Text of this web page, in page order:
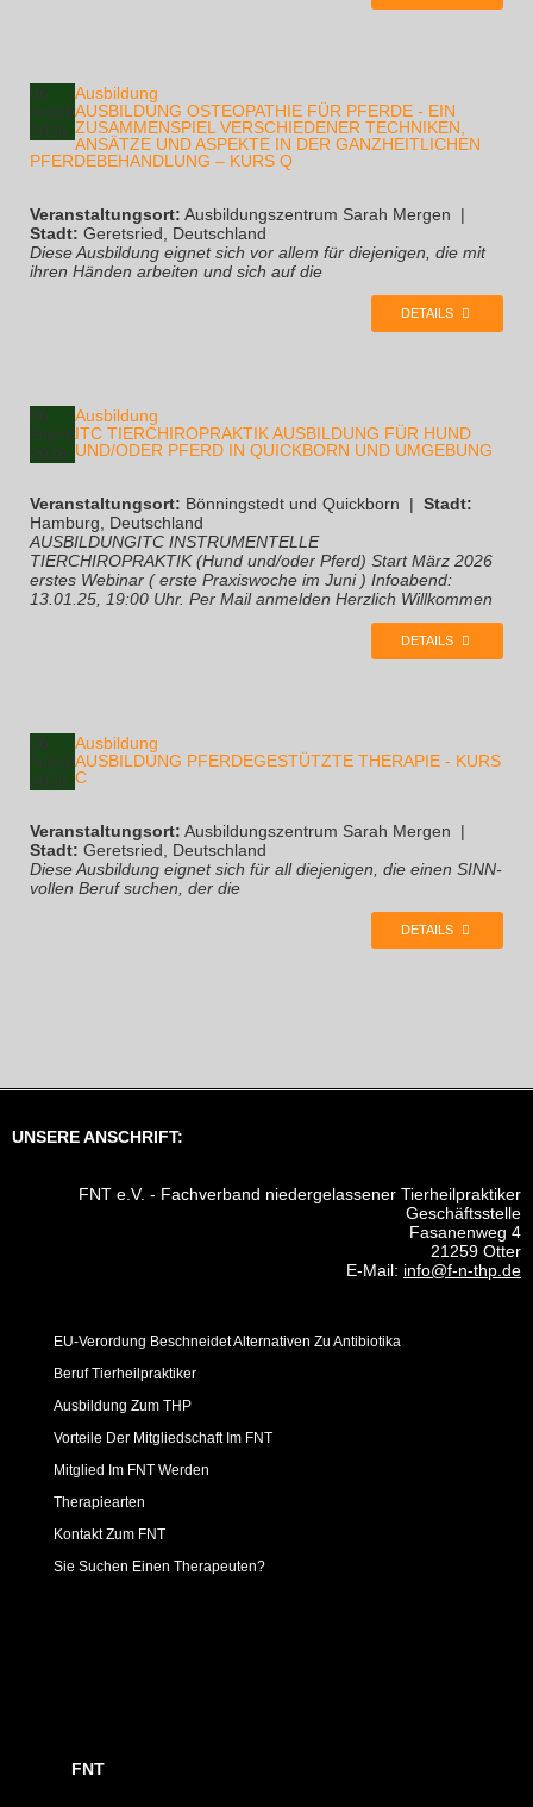
06
August
2026
Ausbildung
AUSBILDUNG OSTEOPATHIE FÜR PFERDE - EIN
ZUSAMMENSPIEL VERSCHIEDENER TECHNIKEN,
ANSÄTZE UND ASPEKTE IN DER GANZHEITLICHEN
PFERDEBEHANDLUNG – KURS Q
Veranstaltungsort: Ausbildungszentrum Sarah Mergen
|
Stadt: Geretsried, Deutschland
Diese Ausbildung eignet sich vor allem für diejenigen, die mit
ihren Händen arbeiten und sich auf die
DETAILS
06
August
2026
Ausbildung
ITC TIERCHIROPRAKTIK AUSBILDUNG FÜR HUND
UND/ODER PFERD IN QUICKBORN UND UMGEBUNG
Veranstaltungsort: Bönningstedt und Quickborn | Stadt:
Hamburg, Deutschland
AUSBILDUNGITC INSTRUMENTELLE
TIERCHIROPRAKTIK (Hund und/oder Pferd) Start März 2026
erstes Webinar ( erste Praxiswoche im Juni ) Infoabend:
13.01.25, 19:00 Uhr. Per Mail anmelden Herzlich Willkommen
DETAILS
06
August
2026
Ausbildung
AUSBILDUNG PFERDEGESTÜTZTE THERAPIE - KURS
C
Veranstaltungsort: Ausbildungszentrum Sarah Mergen
|
Stadt: Geretsried, Deutschland
Diese Ausbildung eignet sich für all diejenigen, die einen SINN-
vollen Beruf suchen, der die
DETAILS
UNSERE ANSCHRIFT:
FNT e.V. - Fachverband niedergelassener Tierheilpraktiker
Geschäftsstelle
Fasanenweg 4
21259 Otter
E-Mail: info@f-n-thp.de
EU-Verordung Beschneidet Alternativen Zu Antibiotika
Beruf Tierheilpraktiker
Ausbildung Zum THP
Vorteile Der Mitgliedschaft Im FNT
Mitglied Im FNT Werden
Therapiearten
Kontakt Zum FNT
Sie Suchen Einen Therapeuten?
FNT